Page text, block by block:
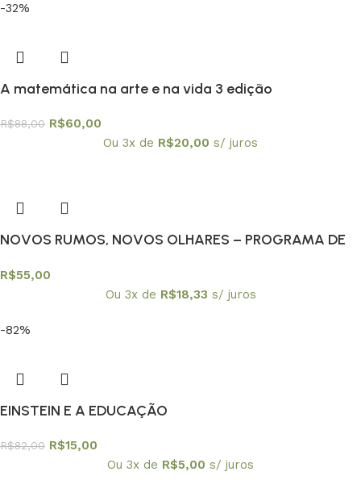
-32%
A matemática na arte e na vida 3 edição
R$88,00 R$60,00
Ou 3x de R$20,00 s/ juros
NOVOS RUMOS, NOVOS OLHARES – PROGRAMA DE
R$55,00
Ou 3x de R$18,33 s/ juros
-82%
EINSTEIN E A EDUCAÇÃO
R$82,00 R$15,00
Ou 3x de R$5,00 s/ juros